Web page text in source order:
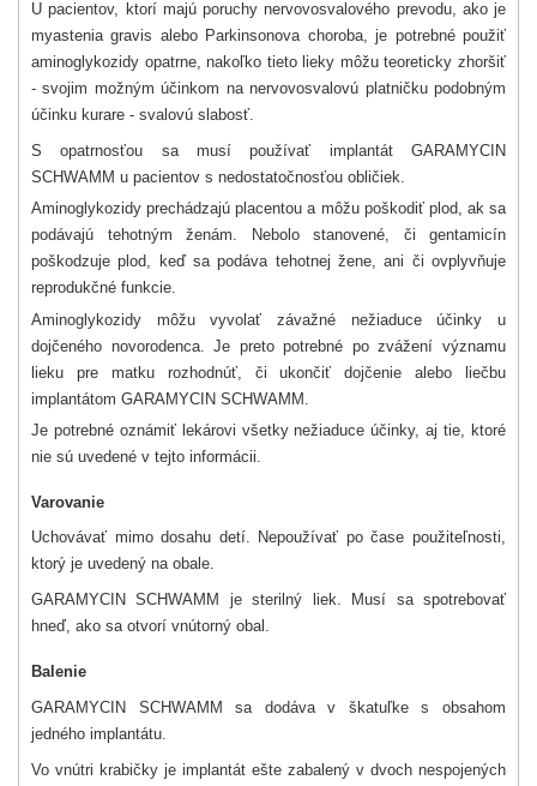
U pacientov, ktorí majú poruchy nervovosvalového prevodu, ako je
myastenia gravis alebo Parkinsonova choroba, je potrebné použiť
aminoglykozidy opatrne, nakoľko tieto lieky môžu teoreticky zhoršiť
- svojim možným účinkom na nervovosvalovú platničku podobným
účinku kurare - svalovú slabosť.
S opatrnosťou sa musí používať implantát GARAMYCIN
SCHWAMM u pacientov s nedostatočnosťou obličiek.
Aminoglykozidy prechádzajú placentou a môžu poškodiť plod, ak sa
podávajú tehotným ženám. Nebolo stanovené, či gentamicín
poškodzuje plod, keď sa podáva tehotnej žene, ani či ovplyvňuje
reprodukčné funkcie.
Aminoglykozidy môžu vyvolať závažné nežiaduce účinky u
dojčeného novorodenca. Je preto potrebné po zvážení významu
lieku pre matku rozhodnúť, či ukončiť dojčenie alebo liečbu
implantátom GARAMYCIN SCHWAMM.
Je potrebné oznámiť lekárovi všetky nežiaduce účinky, aj tie, ktoré
nie sú uvedené v tejto informácii.
Varovanie
Uchovávať mimo dosahu detí. Nepoužívať po čase použiteľnosti,
ktorý je uvedený na obale.
GARAMYCIN SCHWAMM je sterilný liek. Musí sa spotrebovať
hneď, ako sa otvorí vnútorný obal.
Balenie
GARAMYCIN SCHWAMM sa dodáva v škatuľke s obsahom
jedného implantátu.
Vo vnútri krabičky je implantát ešte zabalený v dvoch nespojených